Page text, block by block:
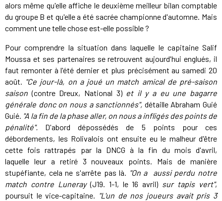
alors même qu'elle affiche le deuxième meilleur bilan comptable
du groupe B et qu'elle a été sacrée championne d'automne. Mais
comment une telle chose est-elle possible ?
Pour comprendre la situation dans laquelle le capitaine Salif
Moussa et ses partenaires se retrouvent aujourd'hui englués, il
faut remonter à l'été dernier et plus précisément au samedi 20
août. "Ce jour-là, on a joué un match amical de pré-saison
saison (contre Dreux, National 3) et il y a eu une bagarre
générale donc on nous a sanctionnés", détaille Abraham Guié
Guié. "A la fin de la phase aller, on nous a infligés des points de
pénalité". D'abord dépossédés de 5 points pour ces
débordements, les Rolivalois ont ensuite eu le malheur d'être
cette fois rattrapés par la DNCG à la fin du mois d'avril,
laquelle leur a retiré 3 nouveaux points. Mais de manière
stupéfiante, cela ne s'arrête pas là. "On a aussi perdu notre
match contre Luneray(J19. 1-1, le 16 avril) sur tapis vert",
poursuit le vice-capitaine. "L'un de nos joueurs avait pris 3